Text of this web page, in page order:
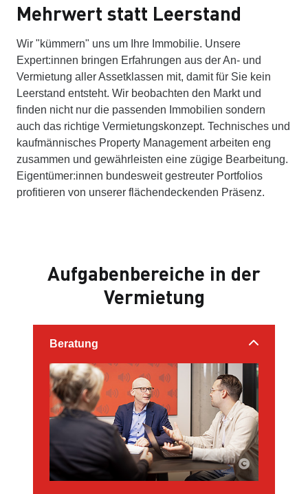
Mehrwert statt Leerstand
Wir "kümmern" uns um Ihre Immobilie. Unsere
Expert:innen bringen Erfahrungen aus der An- und
Vermietung aller Assetklassen mit, damit für Sie kein
Leerstand entsteht. Wir beobachten den Markt und
finden nicht nur die passenden Immobilien sondern
auch das richtige Vermietungskonzept. Technisches und
kaufmännisches Property Management arbeiten eng
zusammen und gewährleisten eine zügige Bearbeitung.
Eigentümer:innen bundesweit gestreuter Portfolios
profitieren von unserer flächendeckenden Präsenz.
Aufgabenbereiche in der
Vermietung
Beratung